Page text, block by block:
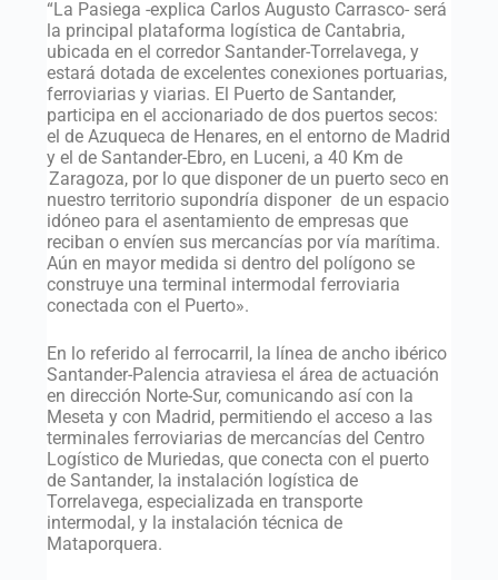
“La Pasiega -explica Carlos Augusto Carrasco- será
la principal plataforma logística de Cantabria,
ubicada en el corredor Santander-Torrelavega, y
estará dotada de excelentes conexiones portuarias,
ferroviarias y viarias. El Puerto de Santander,
participa en el accionariado de dos puertos secos:
el de Azuqueca de Henares, en el entorno de Madrid
y el de Santander-Ebro, en Luceni, a 40 Km de
Zaragoza, por lo que disponer de un puerto seco en
nuestro territorio supondría disponer de un espacio
idóneo para el asentamiento de empresas que
reciban o envíen sus mercancías por vía marítima.
Aún en mayor medida si dentro del polígono se
construye una terminal intermodal ferroviaria
conectada con el Puerto».
En lo referido al ferrocarril, la línea de ancho ibérico
Santander-Palencia atraviesa el área de actuación
en dirección Norte-Sur, comunicando así con la
Meseta y con Madrid, permitiendo el acceso a las
terminales ferroviarias de mercancías del Centro
Logístico de Muriedas, que conecta con el puerto
de Santander, la instalación logística de
Torrelavega, especializada en transporte
intermodal, y la instalación técnica de
Mataporquera.